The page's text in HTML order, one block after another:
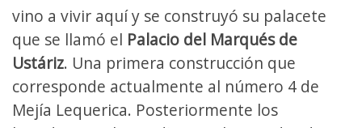
vino a vivir aquí y se construyó su palacete
que se llamó el Palacio del Marqués de
Ustáriz. Una primera construcción que
corresponde actualmente al número 4 de
Mejía Lequerica. Posteriormente los